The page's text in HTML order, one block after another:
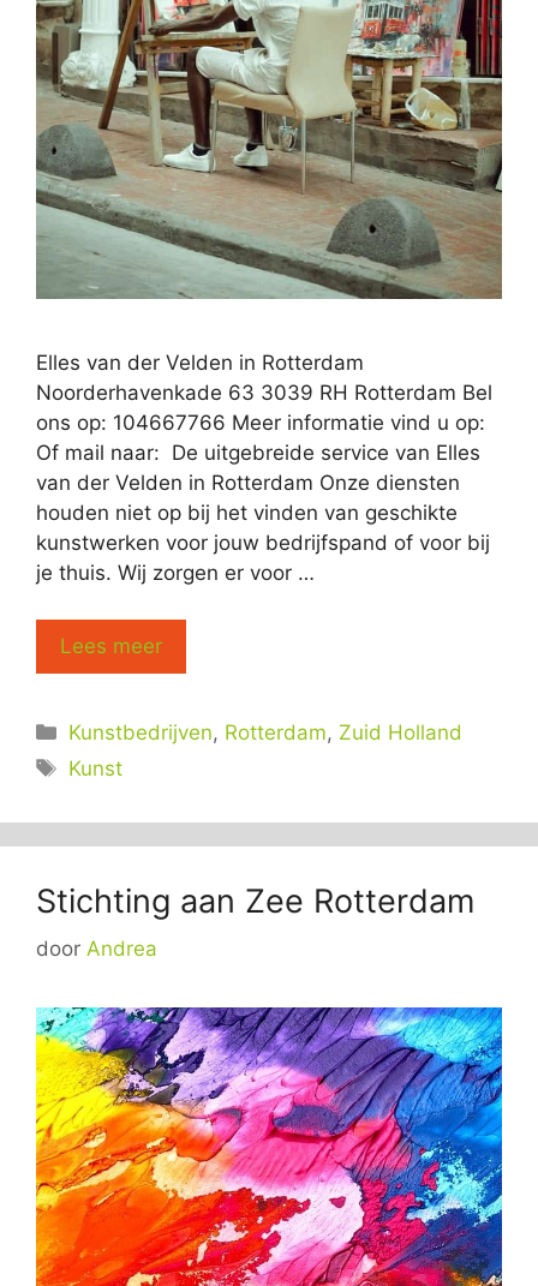
Elles van der Velden in Rotterdam
Noorderhavenkade 63 3039 RH Rotterdam Bel
ons op: 104667766 Meer informatie vind u op:
Of mail naar: De uitgebreide service van Elles
van der Velden in Rotterdam Onze diensten
houden niet op bij het vinden van geschikte
kunstwerken voor jouw bedrijfspand of voor bij
je thuis. Wij zorgen er voor …
Lees meer
Categorieën
Kunstbedrijven, Rotterdam, Zuid Holland
Tags
Kunst
Stichting aan Zee Rotterdam
door Andrea